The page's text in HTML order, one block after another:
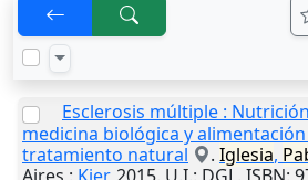
Esclerosis múltiple :
medicina biológica y
tratamiento natural
. Iglesia,